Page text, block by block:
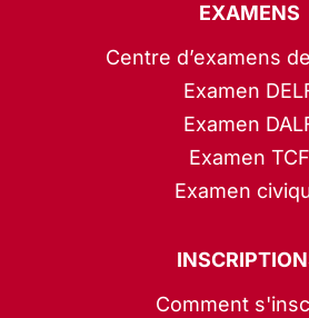
EXAMENS
Centre d’examens
Examen
Examen
Examen TCF
Examen
Comment